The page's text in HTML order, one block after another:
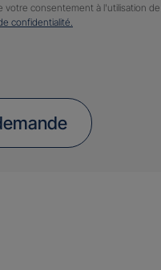
votre consentement à l'utilisation
confidentialité.